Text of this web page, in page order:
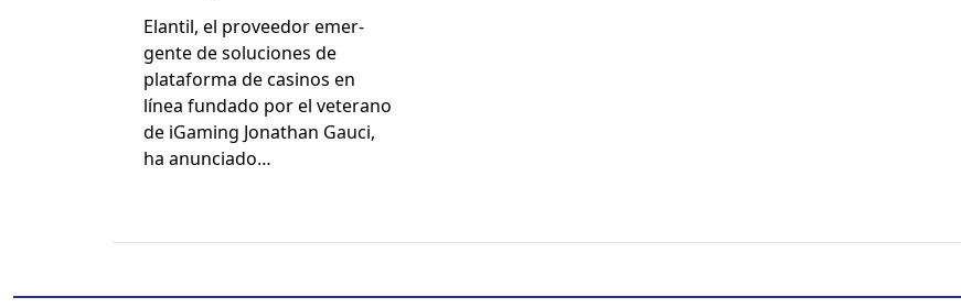
Elan­til, el provee­dor emer­
gente de solu­ciones de
platafor­ma de casi­nos en
línea fun­da­do por el vet­er­a­no
de iGam­ing Jonathan Gau­ci,
ha anun­ci­a­do…